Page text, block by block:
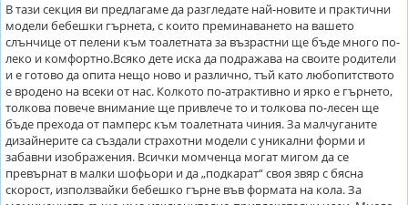
В тази секция ви предлагаме да разгледате най-новите и практични
модели бебешки гърнета, с които преминаването на вашето
слънчице от пелени към тоалетната за възрастни ще бъде много по-
леко и комфортно.Всяко дете иска да подражава на своите родители
и е готово да опита нещо ново и различно, тъй като любопитството
е вродено на всеки от нас. Колкото по-атрактивно и ярко е гърнето,
толкова повече внимание ще привлече то и толкова по-лесен ще
бъде прехода от памперс към тоалетната чиния. За малчуганите
дизайнерите са създали страхотни модели с уникални форми и
забавни изображения. Всички момченца могат мигом да се
превърнат в малки шофьори и да „подкарат“ своя звяр с бясна
скорост, използвайки бебешко гърне във формата на кола. За